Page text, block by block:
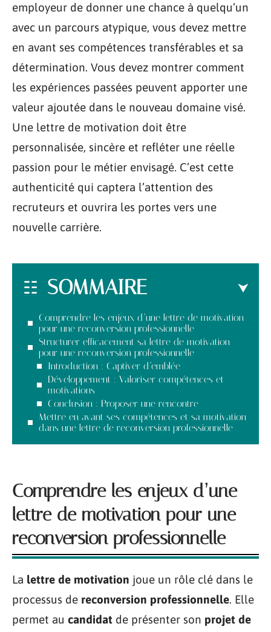
employeur de donner une chance à quelqu’un
avec un parcours atypique, vous devez mettre
en avant ses compétences transférables et sa
détermination. Vous devez montrer comment
les expériences passées peuvent apporter une
valeur ajoutée dans le nouveau domaine visé.
Une lettre de motivation doit être
personnalisée, sincère et refléter une réelle
passion pour le métier envisagé. C’est cette
authenticité qui captera l’attention des
recruteurs et ouvrira les portes vers une
nouvelle carrière.
SOMMAIRE
Comprendre les enjeux d’une lettre de motivation
pour une reconversion professionnelle
Structurer efficacement sa lettre de motivation
pour une reconversion professionnelle
Introduction : Captiver d’emblée
Développement : Valoriser compétences et
motivations
Conclusion : Proposer une rencontre
Mettre en avant ses compétences et sa motivation
dans une lettre de reconversion professionnelle
Comprendre les enjeux d’une
lettre de motivation pour une
reconversion professionnelle
La lettre de motivation joue un rôle clé dans le
processus de reconversion professionnelle. Elle
permet au candidat de présenter son projet de